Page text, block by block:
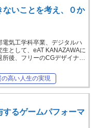
ないことを考え、０か
電気工学科卒業、デジタルハ
生として、eAT KANAZAWAに
所後、フリーのCGデザイナ…
の高い人生の実現
るゲームパフォーマ